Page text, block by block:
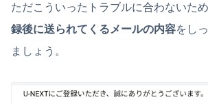
ただこういったトラブルに合わないた
録後に送られてくるメールの内容をし
ましょう。